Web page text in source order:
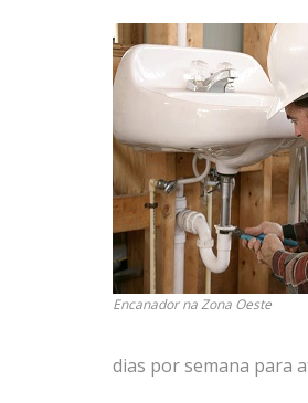
Encanador na Zona Oeste
dias por semana para